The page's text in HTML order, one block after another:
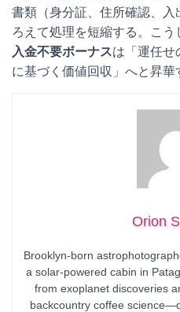
書類（身分証、住所確認、
ろえて処理を短縮する。こう
入金不要ボーナスは「運任せ
に基づく価値回収」へと昇華
Orion
Brooklyn-born
a solar-powered cabin in
from exoplanet discoveries
backcountry coffee